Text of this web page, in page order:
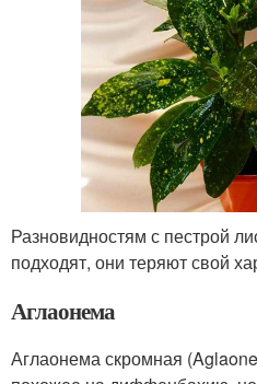
Разновидностям с пестрой
подходят, они теряют свой
Аглаонема
Аглаонема скромная